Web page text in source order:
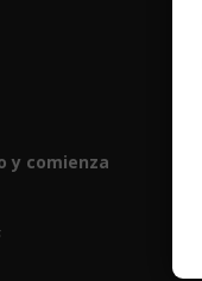
y comienza